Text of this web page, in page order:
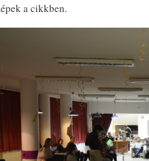
a cikkben.